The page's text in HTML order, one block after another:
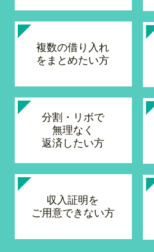
複数の借り入れ
をまとめたい方
分割・リボで
無理なく
返済したい方
収入証明を
ご用意できない方